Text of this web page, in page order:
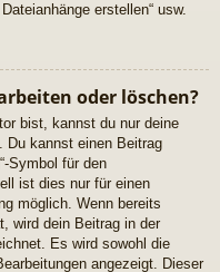
erstellen“ usw.
oder löschen?
bist, kannst du nur deine
Du kannst einen Beitrag
Symbol für den
ist dies nur für einen
möglich. Wenn bereits
wird dein Beitrag in der
Es wird sowohl die
angezeigt. Dieser